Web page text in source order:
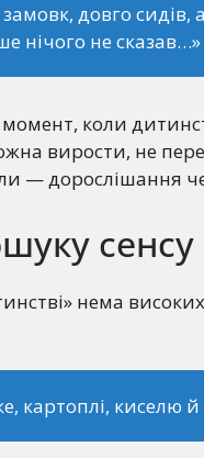
довго сидів,
нічого не сказав…»
коли
вирости, не
— дорослішання
нема високих
картоплі, киселю